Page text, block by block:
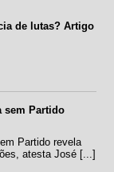
de lutas? Artigo
sem Partido
Partido revela
atesta José [...]